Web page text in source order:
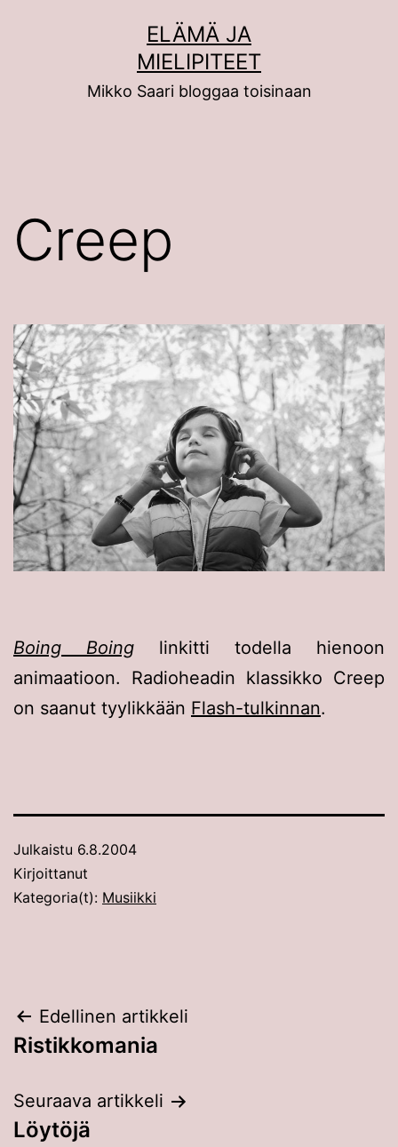
ELÄMÄ JA
MIELIPITEET
Mikko Saari bloggaa toisinaan
Creep
Boing Boing linkitti todella hienoon
animaatioon. Radioheadin klassikko Creep
on saanut tyylikkään Flash-tulkinnan.
Julkaistu 6.8.2004
Kirjoittanut
Kategoria(t): Musiikki
Artikkelien
selaus
Edellinen artikkeli
Ristikkomania
Seuraava artikkeli
Löytöjä